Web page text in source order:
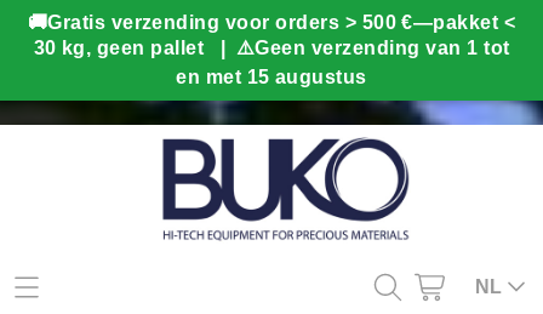
Mijn account NL